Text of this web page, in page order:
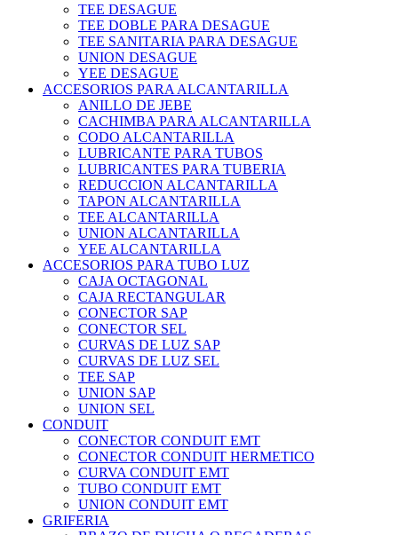
TEE DESAGUE
TEE DOBLE PARA DESAGUE
TEE SANITARIA PARA DESAGUE
UNION DESAGUE
YEE DESAGUE
ACCESORIOS PARA ALCANTARILLA
ANILLO DE JEBE
CACHIMBA PARA ALCANTARILLA
CODO ALCANTARILLA
LUBRICANTE PARA TUBOS
LUBRICANTES PARA TUBERIA
REDUCCION ALCANTARILLA
TAPON ALCANTARILLA
TEE ALCANTARILLA
UNION ALCANTARILLA
YEE ALCANTARILLA
ACCESORIOS PARA TUBO LUZ
CAJA OCTAGONAL
CAJA RECTANGULAR
CONECTOR SAP
CONECTOR SEL
CURVAS DE LUZ SAP
CURVAS DE LUZ SEL
TEE SAP
UNION SAP
UNION SEL
CONDUIT
CONECTOR CONDUIT EMT
CONECTOR CONDUIT HERMETICO
CURVA CONDUIT EMT
TUBO CONDUIT EMT
UNION CONDUIT EMT
GRIFERIA